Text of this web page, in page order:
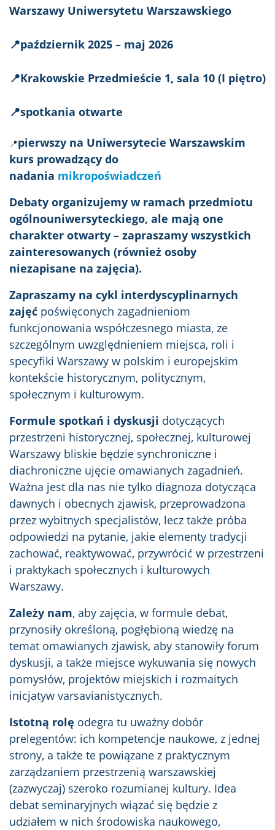
Warszawy Uniwersytetu Warszawskiego
📍październik 2025 – maj 2026
📍Krakowskie Przedmieście 1, sala 10 (I piętro)
📍spotkania otwarte
📍pierwszy na Uniwersytecie Warszawskim
kurs prowadzący do
nadania mikropoświadczeń
Debaty organizujemy w ramach przedmiotu
ogólnouniwersyteckiego, ale mają one
charakter otwarty – zapraszamy wszystkich
zainteresowanych (również osoby
niezapisane na zajęcia).
Zapraszamy na cykl interdyscyplinarnych
zajęć poświęconych zagadnieniom
funkcjonowania współczesnego miasta, ze
szczególnym uwzględnieniem miejsca, roli i
specyfiki Warszawy w polskim i europejskim
kontekście historycznym, politycznym,
społecznym i kulturowym.
Formule spotkań i dyskusji dotyczących
przestrzeni historycznej, społecznej, kulturowej
Warszawy bliskie będzie synchroniczne i
diachroniczne ujęcie omawianych zagadnień.
Ważna jest dla nas nie tylko diagnoza dotycząca
dawnych i obecnych zjawisk, przeprowadzona
przez wybitnych specjalistów, lecz także próba
odpowiedzi na pytanie, jakie elementy tradycji
zachować, reaktywować, przywrócić w przestrzeni
i praktykach społecznych i kulturowych
Warszawy.
Zależy nam, aby zajęcia, w formule debat,
przynosiły określoną, pogłębioną wiedzę na
temat omawianych zjawisk, aby stanowiły forum
dyskusji, a także miejsce wykuwania się nowych
pomysłów, projektów miejskich i rozmaitych
inicjatyw varsavianistycznych.
Istotną rolę odegra tu uważny dobór
prelegentów: ich kompetencje naukowe, z jednej
strony, a także te powiązane z praktycznym
zarządzaniem przestrzenią warszawskiej
(zazwyczaj) szeroko rozumianej kultury. Idea
debat seminaryjnych wiązać się będzie z
udziałem w nich środowiska naukowego,